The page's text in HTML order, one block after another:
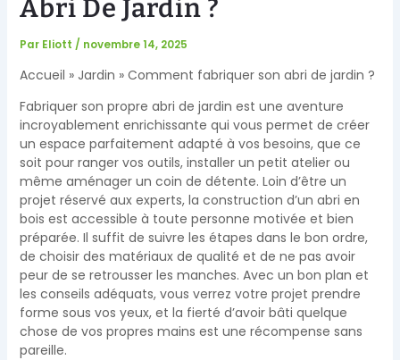
Abri De Jardin ?
Par Eliott / novembre 14, 2025
Accueil Jardin
Comment fabriquer son abri de jardin ?
Fabriquer son propre abri de jardin est une aventure
incroyablement enrichissante qui vous permet de créer
un espace parfaitement adapté à vos besoins, que ce
soit pour ranger vos outils, installer un petit atelier ou
même aménager un coin de détente. Loin d’être un
projet réservé aux experts, la construction d’un abri en
bois est accessible à toute personne motivée et bien
préparée. Il suffit de suivre les étapes dans le bon ordre,
de choisir des matériaux de qualité et de ne pas avoir
peur de se retrousser les manches. Avec un bon plan et
les conseils adéquats, vous verrez votre projet prendre
forme sous vos yeux, et la fierté d’avoir bâti quelque
chose de vos propres mains est une récompense sans
pareille.